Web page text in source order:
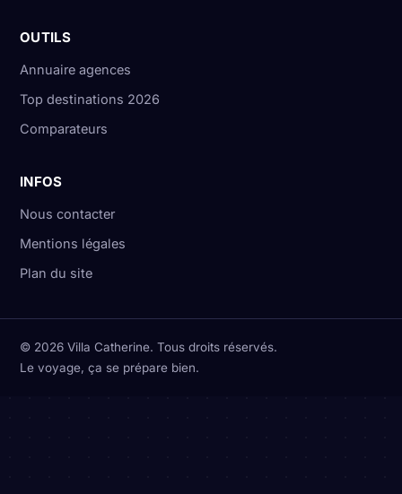
OUTILS
Annuaire agences
Top destinations 2026
Comparateurs
INFOS
Nous contacter
Mentions légales
Plan du site
© 2026 Villa Catherine. Tous droits réservés.
Le voyage, ça se prépare bien.